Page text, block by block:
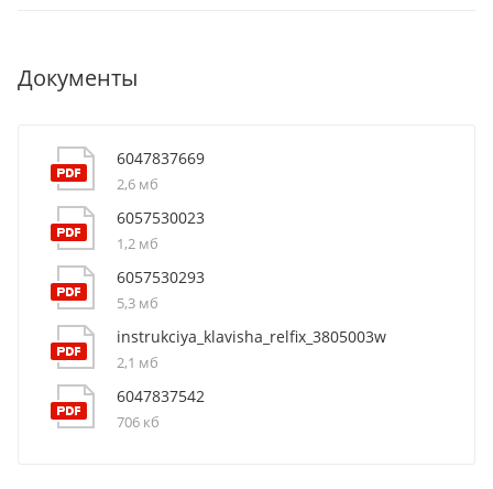
Документы
6047837669
2,6 мб
6057530023
1,2 мб
6057530293
5,3 мб
instrukciya_klavisha_relfix_3805003w
2,1 мб
6047837542
706 кб